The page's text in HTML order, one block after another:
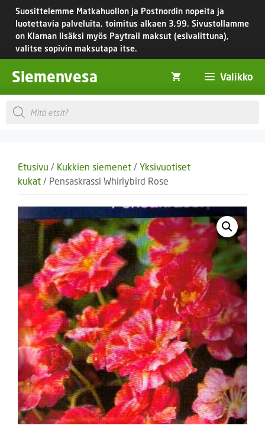
Siirry
sisältöön
Suosittelemme Matkahuollon ja Postnordin nopeita ja
luotettavia palveluita, toimitus alkaen 3,99. Sivustollamme
on Klarnan lisäksi myös Paytrail maksut (esivalittuna),
valitse sopivin maksutapa itse.
Siemenvesa Valikko
Products
search
Etusivu / Kukkien siemenet / Yksivuotiset
kukat / Pensaskrassi Whirlybird Rose